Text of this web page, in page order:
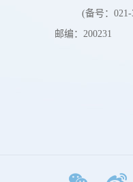
(备号：021-
邮编：200231